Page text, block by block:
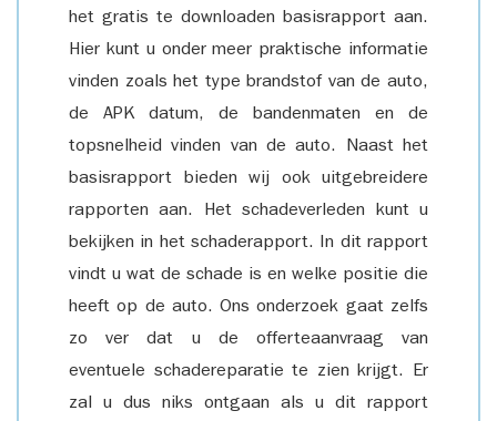
het gratis te downloaden basisrapport aan.
Hier kunt u onder meer praktische informatie
vinden zoals het type brandstof van de auto,
de APK datum, de bandenmaten en de
topsnelheid vinden van de auto. Naast het
basisrapport bieden wij ook uitgebreidere
rapporten aan. Het schadeverleden kunt u
bekijken in het schaderapport. In dit rapport
vindt u wat de schade is en welke positie die
heeft op de auto. Ons onderzoek gaat zelfs
zo ver dat u de offerteaanvraag van
eventuele schadereparatie te zien krijgt. Er
zal u dus niks ontgaan als u dit rapport